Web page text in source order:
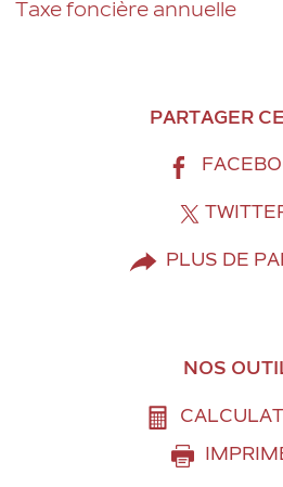
Taxe foncière annuelle
PARTAGER
PLUS DE
NOS